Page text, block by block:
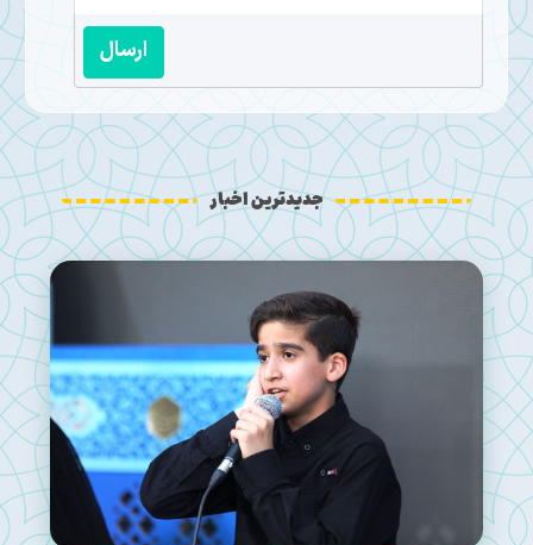
ارسال
جدیدترین اخبار